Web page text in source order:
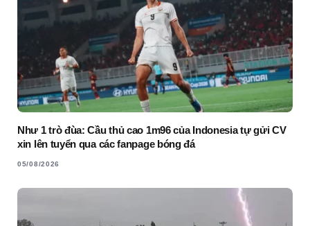
Như 1 trò đùa: Cầu thủ cao 1m96 của Indonesia tự gửi CV
xin lên tuyển qua các fanpage bóng đá
05/08/2026